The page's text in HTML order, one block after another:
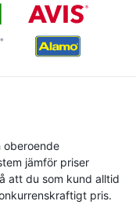
oberoende
jämför priser
att du som kund alltid
pris.